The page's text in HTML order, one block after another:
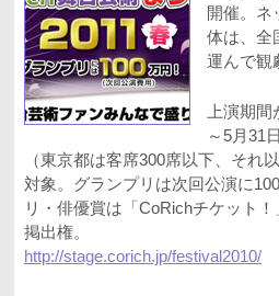
開催。ネ
体は、全
運んで観
上演期間
～5月31
（東京都は客席300席以下、それ
対象。グランプリは次回公演に
リ・俳優賞は「CoRichチケット
掲出権。
http://stage.corich.jp/festival2010/